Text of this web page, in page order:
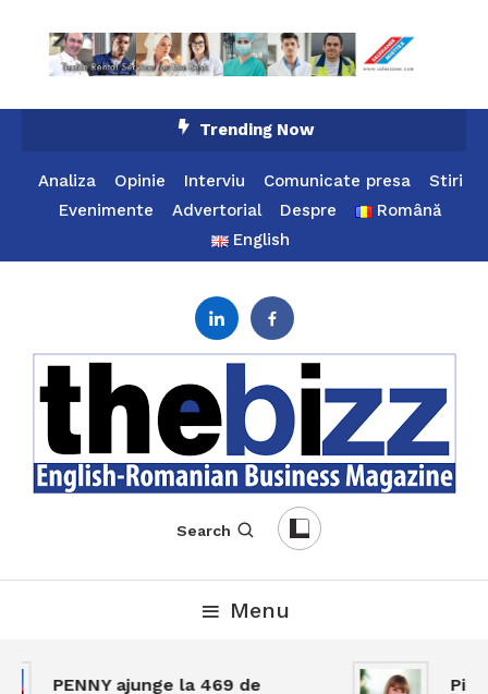
Content
Trending Now
Analiza Opinie Interviu Comunicate presa
Stiri
Evenimente
Advertorial Despre
Română
English
Search
Menu
PENNY ajunge la 469 de